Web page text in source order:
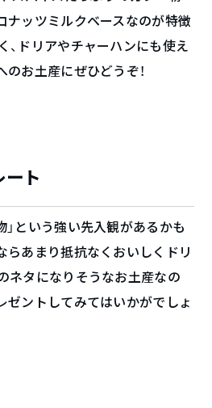
ナッツミルクベースなのが特徴
、ドリアやチャーハンにも使え
のお土産にぜひどうぞ！
ート
」という強い先入観があるかも
らあまり抵抗なくおいしくドリ
ネタになりそうなお土産なの
ゼントしてみてはいかがでしょ